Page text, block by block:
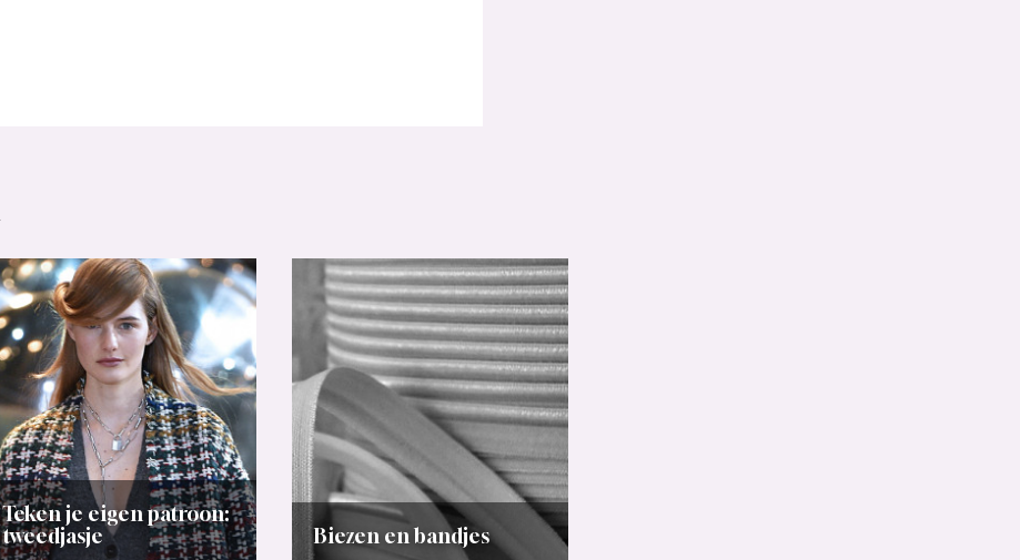
Teken je eigen patroon:
tweedjasje
Biezen en bandjes